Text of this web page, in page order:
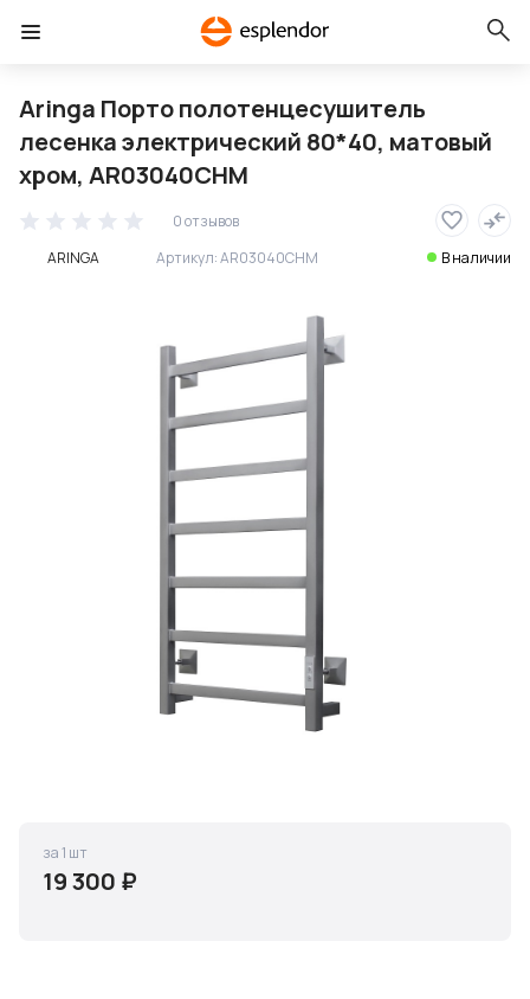
Aringa Порто полотенцесушитель
лесенка электрический 80*40, матовый
хром, AR03040CHM
0 отзывов
ARINGA
Артикул:AR03040CHM В наличии
19 300 ₽
за 1 шт